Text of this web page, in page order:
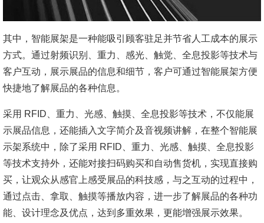
其中，智能展架是一种能吸引顾客驻足并节省人工成本的展示
方式。通过射频识别、重力、感光、触觉、全息投影等技术与
客户互动，展示展品的信息和细节，客户可通过智能展架方便
快捷地了解展品的各种信息。
采用 RFID、重力、光感、触摸、全息投影等技术，不仅能展
示展品信息，还能插入文字简介及音视频讲解，在整个智能展
示架系统中，除了采用 RFID、重力、光感、触摸、全息投影
等技术支持外，还能对接扫码购买和自动售货机，实现直接购
买，让观众从感官上感受展品的科技感，与之互动的过程中，
通过点击、拿取、触摸等播放内容，进一步了解展品的各种功
能、设计理念及优点，达到多重效果，更能增强展示效果。